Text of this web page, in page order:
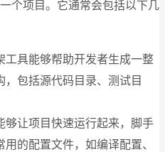
个项目。它通常会包括以下几
工具能够帮助开发者生成一整
包括源代码目录、测试目
够让项目快速运行起来，脚手
的配置文件，如编译配置、